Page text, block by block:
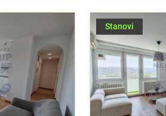
Stanovi